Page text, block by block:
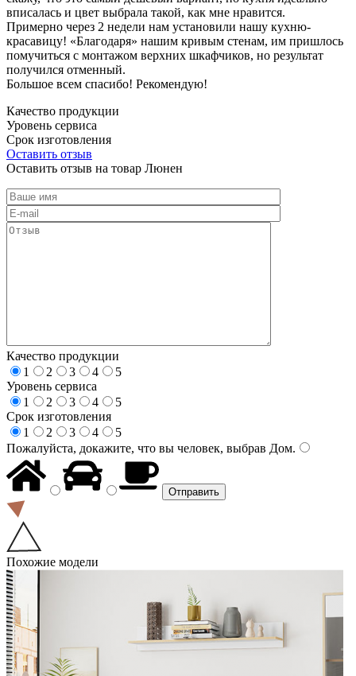
вписалась и цвет выбрала такой, как мне нравится.
Примерно через 2 недели нам установили нашу кухню-
красавицу! «Благодаря» нашим кривым стенам, им пришлось
помучиться с монтажом верхних шкафчиков, но результат
получился отменный.
Большое всем спасибо! Рекомендую!
Качество продукции
Уровень сервиса
Срок изготовления
Оставить отзыв
Оставить отзыв на товар Люнен
Качество продукции
1
2 3 4
5
Уровень сервиса
1
2 3 4
5
Срок изготовления
1
2 3 4
5
Пожалуйста, докажите, что вы человек, выбрав Дом.
Похожие модели